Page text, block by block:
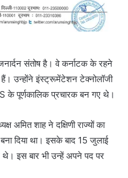
संतोष है। वे कर्नाटक के रहने
उन्होंने इंस्ट्रूमेंटेशन टेक्नोलॉजी
के पूर्णकालिक प्रचारक बन गए थे।
अमित शाह ने दक्षिणी राज्यों का
दिया था। इसके बाद 15 जुलाई
इस बार भी उन्हें अपने पद पर